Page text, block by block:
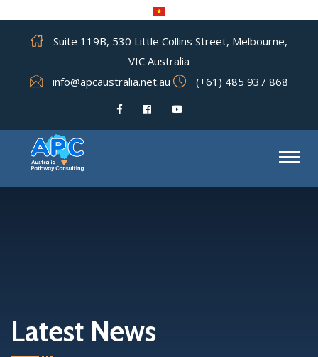
Suite 119B, 530 Little Collins Street, Melbourne,
VIC Australia
info@apcaustralia.net.au
(+61) 485 937 868
Latest News